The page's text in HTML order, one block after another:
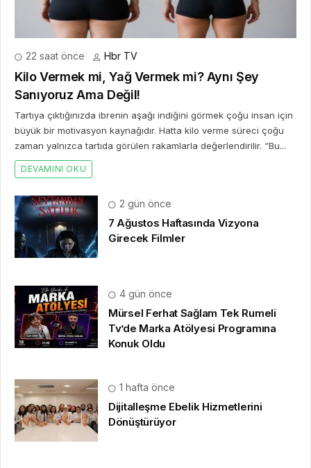
22 saat önce Hbr TV
Kilo Vermek mi, Yağ Vermek mi? Aynı Şey
Sanıyoruz Ama Değil!
Tartıya çıktığınızda ibrenin aşağı indiğini görmek çoğu insan için
büyük bir motivasyon kaynağıdır. Hatta kilo verme süreci çoğu
zaman yalnızca tartıda görülen rakamlarla değerlendirilir. “Bu...
DEVAMINI OKU
2 gün önce
7 Ağustos Haftasında Vizyona
Girecek Filmler
4 gün önce
Mürsel Ferhat Sağlam Tek Rumeli
Tv’de Marka Atölyesi Programına
Konuk Oldu
1 hafta önce
Dijitalleşme Ebelik Hizmetlerini
Dönüştürüyor